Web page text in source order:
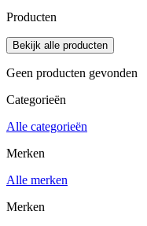
Producten
Geen producten gevonden
Categorieën
Alle categorieën
Merken
Alle merken
Merken